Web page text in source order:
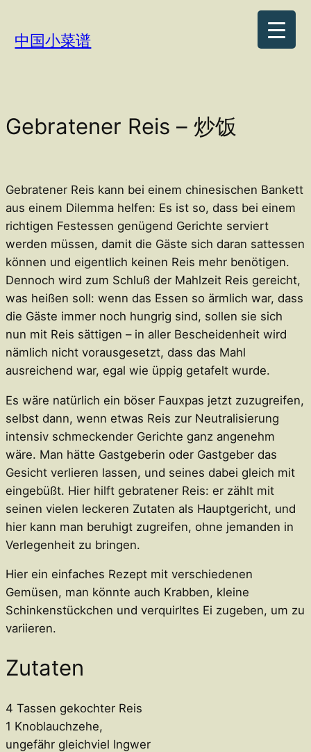
Inhalt
springen
中国小菜谱
Gebratener Reis – 炒饭
Gebratener Reis kann bei einem chinesischen Bankett
aus einem Dilemma helfen: Es ist so, dass bei einem
richtigen Festessen genügend Gerichte serviert
werden müssen, damit die Gäste sich daran sattessen
können und eigentlich keinen Reis mehr benötigen.
Dennoch wird zum Schluß der Mahlzeit Reis gereicht,
was heißen soll: wenn das Essen so ärmlich war, dass
die Gäste immer noch hungrig sind, sollen sie sich
nun mit Reis sättigen – in aller Bescheidenheit wird
nämlich nicht vorausgesetzt, dass das Mahl
ausreichend war, egal wie üppig getafelt wurde.
Es wäre natürlich ein böser Fauxpas jetzt zuzugreifen,
selbst dann, wenn etwas Reis zur Neutralisierung
intensiv schmeckender Gerichte ganz angenehm
wäre. Man hätte Gastgeberin oder Gastgeber das
Gesicht verlieren lassen, und seines dabei gleich mit
eingebüßt. Hier hilft gebratener Reis: er zählt mit
seinen vielen leckeren Zutaten als Hauptgericht, und
hier kann man beruhigt zugreifen, ohne jemanden in
Verlegenheit zu bringen.
Hier ein einfaches Rezept mit verschiedenen
Gemüsen, man könnte auch Krabben, kleine
Schinkenstückchen und verquirltes Ei zugeben, um zu
variieren.
Zutaten
4 Tassen gekochter Reis
1 Knoblauchzehe,
ungefähr gleichviel Ingwer